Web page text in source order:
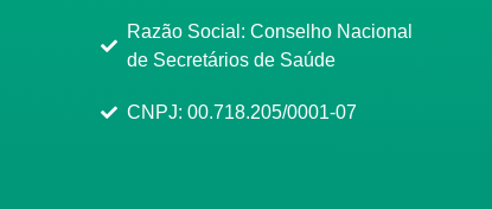
Razão Social: Conselho Nacional
de Secretários de Saúde
CNPJ: 00.718.205/0001-07